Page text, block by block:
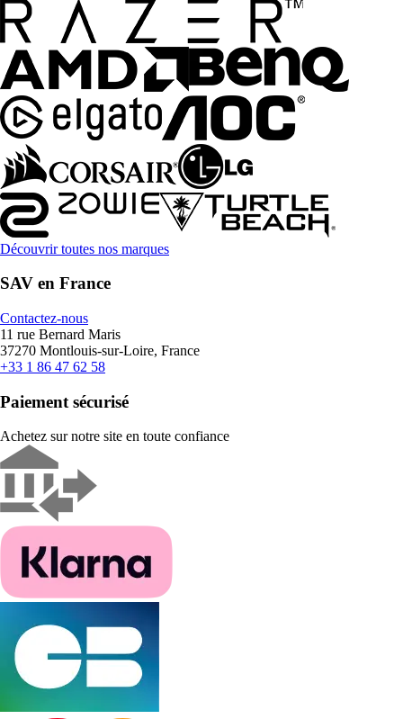
Découvrir toutes nos marques
SAV en France
Contactez-nous
11 rue Bernard Maris
37270 Montlouis-sur-Loire, France
+33 1 86 47 62 58
Paiement sécurisé
Achetez sur notre site en toute confiance